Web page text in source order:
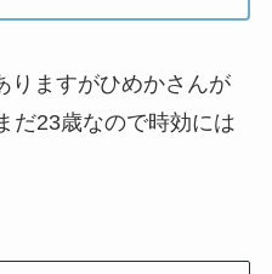
りますがひめかさんが
だ23歳なので時効には